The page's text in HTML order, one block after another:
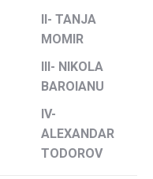
II- TANJA
MOMIR
III- NIKOLA
BAROIANU
IV-
ALEXANDAR
TODOROV